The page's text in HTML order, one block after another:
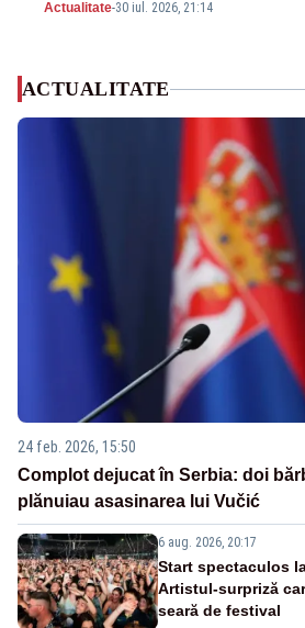
Actualitate-30 iul. 2026, 21:14
ACTUALITATE
24 feb. 2026, 15:50
Complot dejucat în Serbia: doi
plănuiau asasinarea lui Vučić
6 aug. 2026, 20:17
Start spectaculos
Artistul-surpriză
seară de festival